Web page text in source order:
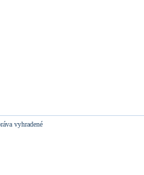
vyhradené